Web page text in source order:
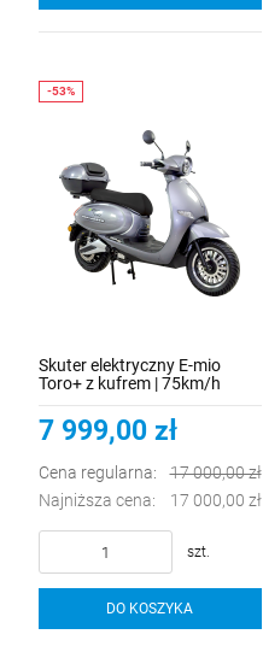
Skuter elektryczny E-mio
Toro+ z kufrem | 75km/h
7 999,00 zł
Cena regularna:
17 000,00 zł
Najniższa cena:
17 000,00 zł
szt.
DO KOSZYKA